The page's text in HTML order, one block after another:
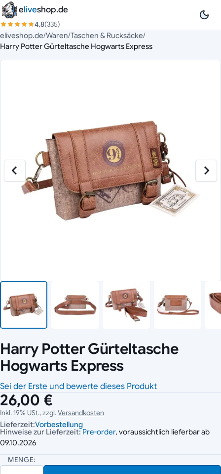
Zum Inhalt springen
eliveshop.de
4,8(335)
eliveshop.de/Waren/Taschen & Rucksäcke/
Harry Potter Gürteltasche Hogwarts Express
Harry Potter Gürteltasche
Hogwarts Express
Sei der Erste und bewerte dieses Produkt
26,00 €
Inkl. 19% USt., zzgl.Versandkosten
Lieferzeit:Vorbestellung
Hinweise zur Lieferzeit: Pre-order, voraussichtlich lieferbar ab
09.10.2026
MENGE: